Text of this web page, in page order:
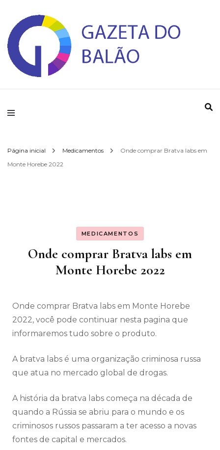
Gazeta do Balao
Página inicial Medicamentos
Onde comprar Bratva labs em
Monte Horebe 2022
MEDICAMENTOS
Onde comprar Bratva labs em
Monte Horebe 2022
Onde comprar Bratva labs em Monte Horebe
2022, você pode continuar nesta pagina que
informaremos tudo sobre o produto.
A bratva labs é uma organização criminosa russa
que atua no mercado global de drogas.
A história da bratva labs começa na década de
quando a Rússia se abriu para o mundo e os
criminosos russos passaram a ter acesso a novas
fontes de capital e mercados.